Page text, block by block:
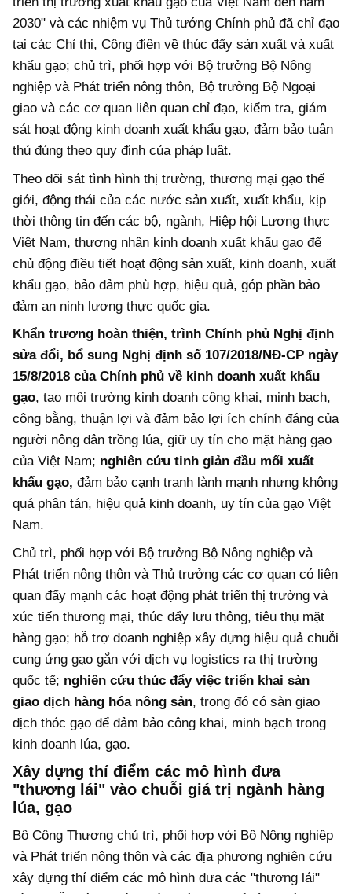
2030" và các nhiệm vụ Thủ tướng Chính phủ đã chỉ đạo
tại các Chỉ thị, Công điện về thúc đẩy sản xuất và xuất
khẩu gạo; chủ trì, phối hợp với Bộ trưởng Bộ Nông
nghiệp và Phát triển nông thôn, Bộ trưởng Bộ Ngoại
giao và các cơ quan liên quan chỉ đạo, kiểm tra, giám
sát hoạt động kinh doanh xuất khẩu gạo, đảm bảo tuân
thủ đúng theo quy định của pháp luật.
Theo dõi sát tình hình thị trường, thương mại gạo thế
giới, động thái của các nước sản xuất, xuất khẩu, kịp
thời thông tin đến các bộ, ngành, Hiệp hội Lương thực
Việt Nam, thương nhân kinh doanh xuất khẩu gạo để
chủ động điều tiết hoạt động sản xuất, kinh doanh, xuất
khẩu gạo, bảo đảm phù hợp, hiệu quả, góp phần bảo
đảm an ninh lương thực quốc gia.
Khẩn trương hoàn thiện, trình Chính phủ Nghị định
sửa đổi, bổ sung Nghị định số 107/2018/NĐ-CP ngày
15/8/2018 của Chính phủ về kinh doanh xuất khẩu
gạo, tạo môi trường kinh doanh công khai, minh bạch,
công bằng, thuận lợi và đảm bảo lợi ích chính đáng của
người nông dân trồng lúa, giữ uy tín cho mặt hàng gạo
của Việt Nam; nghiên cứu tinh giản đầu mối xuất
khẩu gạo, đảm bảo cạnh tranh lành mạnh nhưng không
quá phân tán, hiệu quả kinh doanh, uy tín của gạo Việt
Nam.
Chủ trì, phối hợp với Bộ trưởng Bộ Nông nghiệp và
Phát triển nông thôn và Thủ trưởng các cơ quan có liên
quan đẩy mạnh các hoạt động phát triển thị trường và
xúc tiến thương mại, thúc đẩy lưu thông, tiêu thụ mặt
hàng gạo; hỗ trợ doanh nghiệp xây dựng hiệu quả chuỗi
cung ứng gạo gắn với dịch vụ logistics ra thị trường
quốc tế; nghiên cứu thúc đẩy việc triển khai sàn
giao dịch hàng hóa nông sản, trong đó có sàn giao
dịch thóc gạo để đảm bảo công khai, minh bạch trong
kinh doanh lúa, gạo.
Xây dựng thí điểm các mô hình đưa
"thương lái" vào chuỗi giá trị ngành hàng
lúa, gạo
Bộ Công Thương chủ trì, phối hợp với Bộ Nông nghiệp
và Phát triển nông thôn và các địa phương nghiên cứu
xây dựng thí điểm các mô hình đưa các "thương lái"